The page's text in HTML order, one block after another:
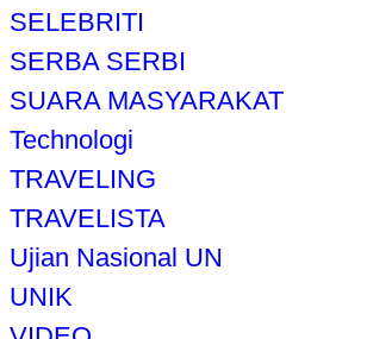
SELEBRITI
SERBA SERBI
SUARA MASYARAKAT
Technologi
TRAVELING
TRAVELISTA
Ujian Nasional UN
UNIK